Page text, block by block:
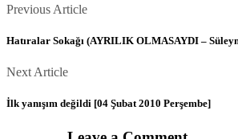
Posts
navigation
Previous ArticlePrevious
Hatıralar Sokağı (AYRILIK OLMASAYDI –
Next ArticleNext
İlk yanışım değildi [04 Şubat 2010 Perşembe]